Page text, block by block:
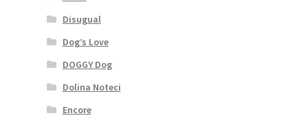
Disugual
Dog’s Love
DOGGY Dog
Dolina Noteci
Encore